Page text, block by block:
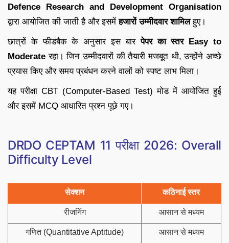
Defence Research and Development Organisation
द्वारा आयोजित की जाती है और इसमेंहजारों उम्मीदवार शामिलहुए।
छात्रों के फीडबैक के अनुसार इस बारपेपर का स्तर Easy to
Moderate रहा। जिन उम्मीदवारों की तैयारी मजबूत थी, उन्होंने अच्छे
प्रयास किए और समय प्रबंधन करने वालों को स्पष्ट लाभ मिला।
यह परीक्षा CBT (Computer-Based Test) मोड में आयोजित हुई
और इसमें MCQ आधारित प्रश्न पूछे गए।
DRDO CEPTAM 11 परीक्षा 2026: Overall
Difficulty Level
सेक्शन कठिनाई स्तर
रीजनिंग आसान से मध्यम
गणित (Quantitative Aptitude) आसान से मध्यम